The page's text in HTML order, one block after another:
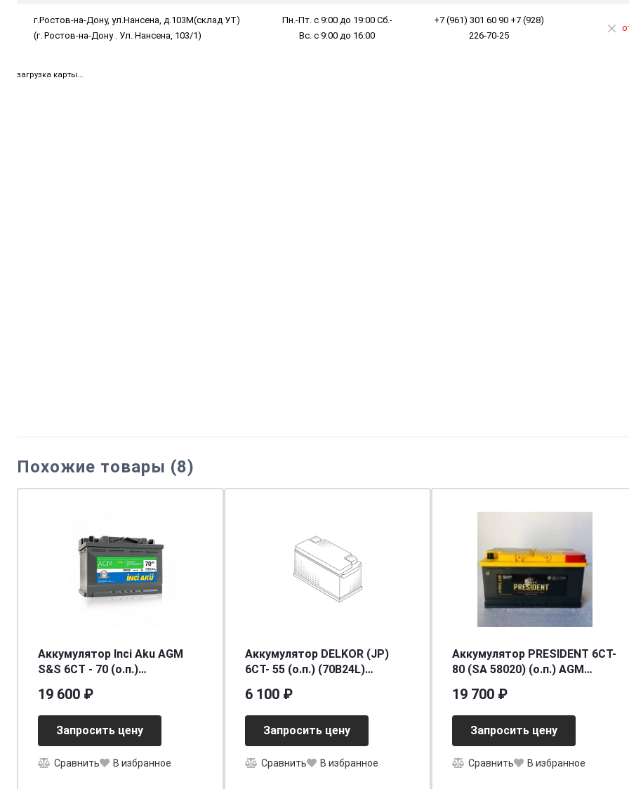
г.Ростов-на-Дону, ул.Нансена, д.103М(склад УТ)
(г. Ростов-на-Дону . Ул. Нансена, 103/1)
Пн.-Пт. с 9:00 до 19:00 Сб.-
Вс. с 9:00 до 16:00
+7 (961) 301 60 90 +7 (928)
226-70-25
загрузка карты...
Похожие товары (8)
Аккумулятор Inci Aku AGM
S&S 6СТ - 70 (о.п.)
19 600 ₽
Запросить цену
Сравнить В избранное
Аккумулятор DELKOR (JP)
6СТ- 55 (о.п.) (70B24L)
6 100 ₽
Запросить цену
Сравнить В избранное
Аккумулятор PRESIDENT 6СТ-
80 (SA 58020) (о.п.) AGM
19 700 ₽
Запросить цену
Сравнить В избранное